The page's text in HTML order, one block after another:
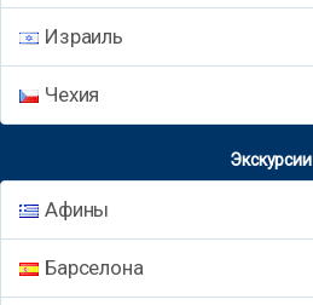
Израиль
Чехия
Экскурсии
Афины
Барселона